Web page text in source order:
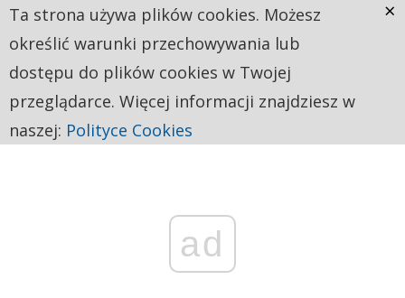
ad
Ta strona używa plików cookies. Możesz
określić warunki przechowywania lub
dostępu do plików cookies w Twojej
przeglądarce. Więcej informacji znajdziesz w
naszej: Polityce Cookies
×